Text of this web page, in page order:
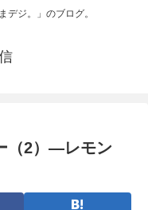
デジ。」のブログ。
（2）―レモン